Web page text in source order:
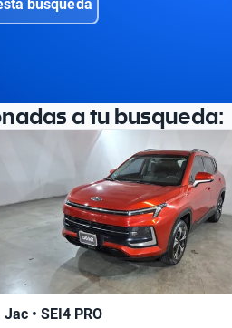
búsqueda
a tu busqueda:
Jac • SEI4 PRO